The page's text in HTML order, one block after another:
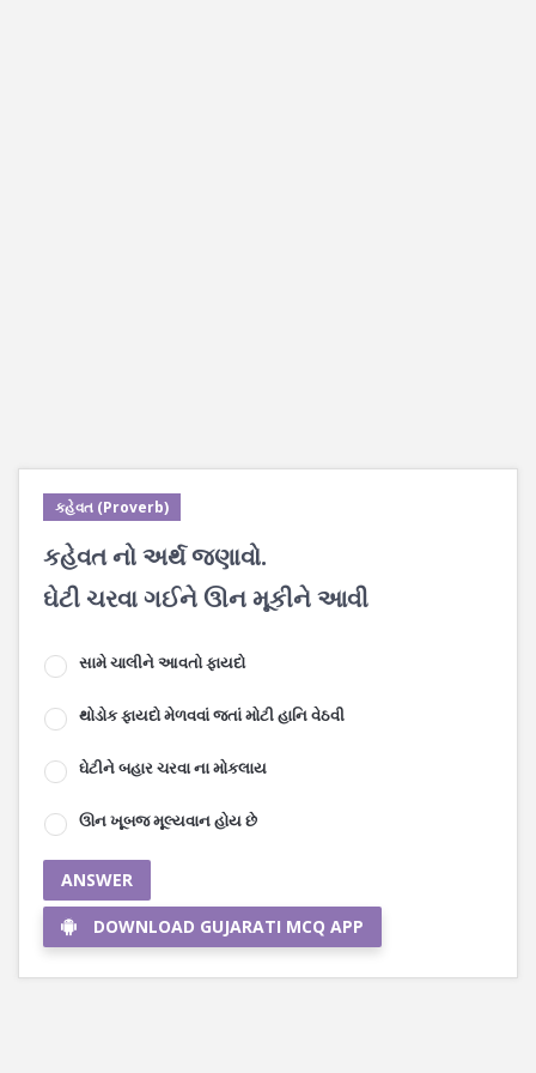
કહેવત (Proverb)
કહેવત નો અર્થ જણાવો.
ઘેટી ચરવા ગઈને ઊન મૂકીને આવી
સામે ચાલીને આવતો ફાયદો
થોડોક ફાયદો મેળવવાં જતાં મોટી હાનિ વેઠવી
ઘેટીને બહાર ચરવા ના મોકલાય
ઊન ખૂબજ મૂલ્યવાન હોય છે
ANSWER
DOWNLOAD GUJARATI MCQ APP